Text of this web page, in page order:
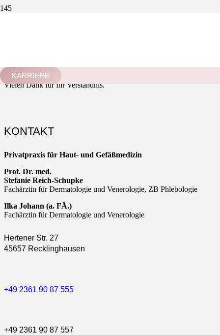
KARRIERE
unsere Empathie – und die Freude an unserer Arbeit. ✨
Vielen Dank für Ihr Verständnis.
KONTAKT
Privatpraxis für Haut- und Gefäßmedizin
Prof. Dr. med.
Stefanie Reich-Schupke
Fachärztin für Dermatologie und Venerologie, ZB Phlebologie
Ilka Johann (a. FÄ.)
Fachärztin für Dermatologie und Venerologie
Hertener Str. 27
45657 Recklinghausen
+49 2361 90 87 555
+49 2361 90 87 557